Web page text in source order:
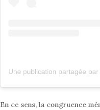
En ce sens, la congruence